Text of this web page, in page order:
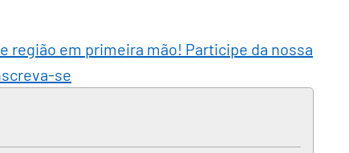
região em primeira mão! Participe da nossa
se